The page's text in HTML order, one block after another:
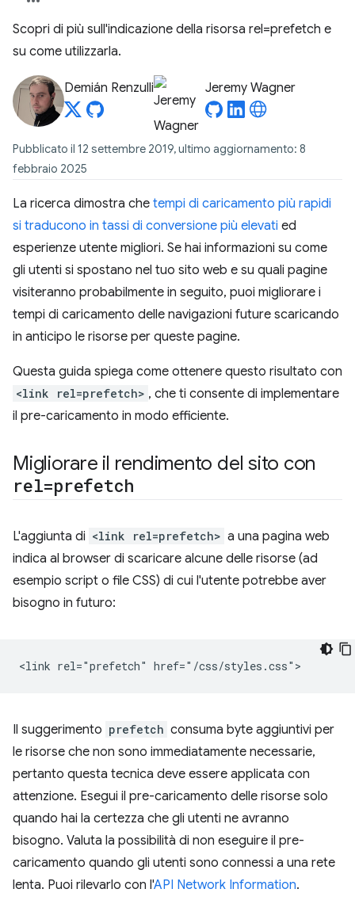
Scopri di più sull'indicazione della risorsa rel=prefetch e
su come utilizzarla.
Demián Renzulli Jeremy Wagner
Pubblicato il 12 settembre 2019, ultimo aggiornamento: 8
febbraio 2025
La ricerca dimostra che tempi di caricamento più rapidi
si traducono in tassi di conversione più elevati ed
esperienze utente migliori. Se hai informazioni su come
gli utenti si spostano nel tuo sito web e su quali pagine
visiteranno probabilmente in seguito, puoi migliorare i
tempi di caricamento delle navigazioni future scaricando
in anticipo le risorse per queste pagine.
Questa guida spiega come ottenere questo risultato con
<link rel=prefetch> , che ti consente di implementare
il pre-caricamento in modo efficiente.
Migliorare il rendimento del sito con
rel=prefetch
L'aggiunta di <link rel=prefetch> a una pagina web
indica al browser di scaricare alcune delle risorse (ad
esempio script o file CSS) di cui l'utente potrebbe aver
bisogno in futuro:
Il suggerimento prefetch consuma byte aggiuntivi per
le risorse che non sono immediatamente necessarie,
pertanto questa tecnica deve essere applicata con
attenzione. Esegui il pre-caricamento delle risorse solo
quando hai la certezza che gli utenti ne avranno
bisogno. Valuta la possibilità di non eseguire il pre-
caricamento quando gli utenti sono connessi a una rete
lenta. Puoi rilevarlo con l'API Network Information.